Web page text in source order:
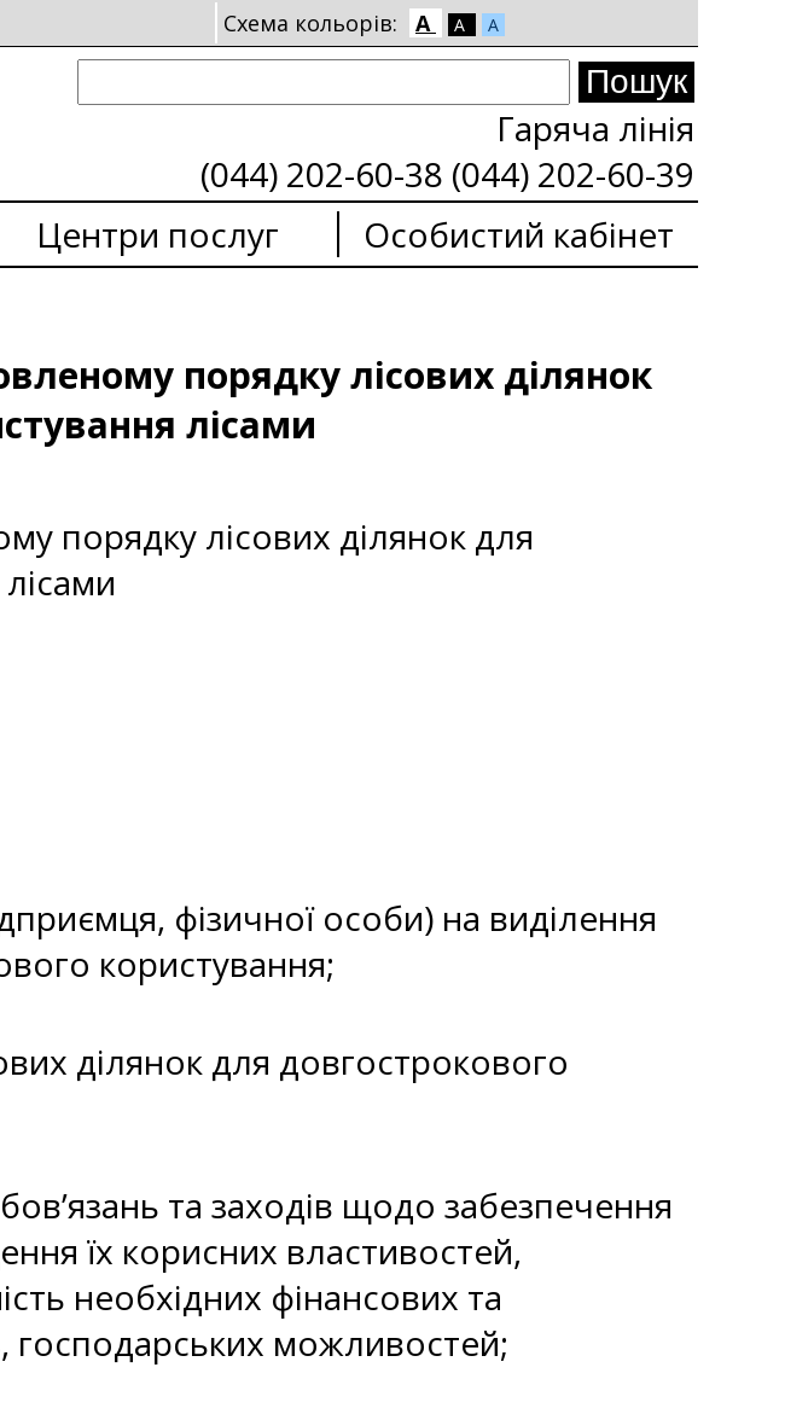
Схема кольорів: A A A
Гаряча лінія
(044) 202-60-38 (044) 202-60-39
Центри послуг
Особистий кабінет
порядку лісових ділянок
лісами
порядку лісових ділянок для
фізичної особи) на виділення
користування;
ділянок для довгострокового
та заходів щодо забезпечення
їх корисних властивостей,
необхідних фінансових та
господарських можливостей;